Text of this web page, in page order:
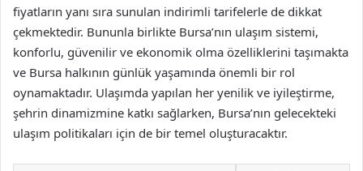
fiyatların yanı sıra sunulan indirimli tarifelerle de dikkat
çekmektedir. Bununla birlikte Bursa’nın ulaşım sistemi,
konforlu, güvenilir ve ekonomik olma özelliklerini taşımakta
ve Bursa halkının günlük yaşamında önemli bir rol
oynamaktadır. Ulaşımda yapılan her yenilik ve iyileştirme,
şehrin dinamizmine katkı sağlarken, Bursa’nın gelecekteki
ulaşım politikaları için de bir temel oluşturacaktır.